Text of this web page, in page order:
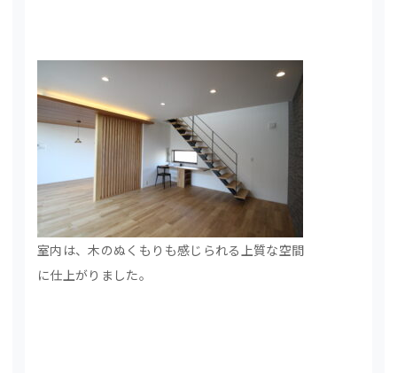
室内は、木のぬくもりも感じられる上質な空間
に仕上がりました。